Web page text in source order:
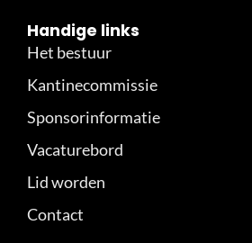
Handige links
Het bestuur
Kantinecommissie
Sponsorinformatie
Vacaturebord
Lid worden
Contact